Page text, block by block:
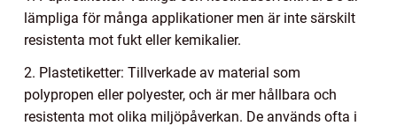
lämpliga för många applikationer men är inte särskilt
resistenta mot fukt eller kemikalier.
2. Plastetiketter: Tillverkade av material som
polypropen eller polyester, och är mer hållbara och
resistenta mot olika miljöpåverkan. De används ofta i